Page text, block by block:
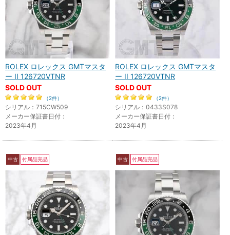
ROLEX ロレックス GMTマスタ
ー II 126720VTNR
SOLD OUT
（2件）
シリアル：715CW509
メーカー保証書日付：
2023年4月
ROLEX ロレックス GMTマスタ
ー II 126720VTNR
SOLD OUT
（2件）
シリアル：0433S078
メーカー保証書日付：
2023年4月
中古 付属品完品 中古 付属品完品